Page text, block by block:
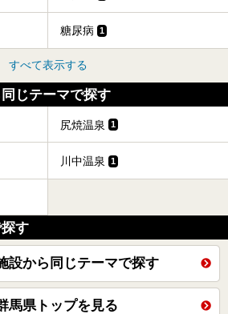
糖尿病 1
すべて表示する
じテーマで探す
尻焼温泉 1
川中温泉 1
す
設から同じテーマで探す
馬県トップを見る